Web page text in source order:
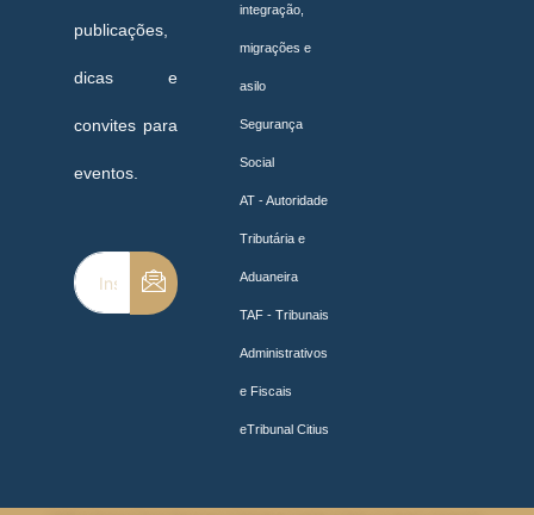
integração,
migrações e
asilo
Segurança
Social
AT - Autoridade
Tributária e
Aduaneira
TAF - Tribunais
Administrativos
e Fiscais
eTribunal Citius
publicações,
dicas e
convites para
eventos.